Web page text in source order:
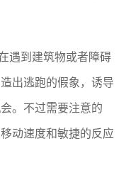
遇到建筑物或者障碍
出逃跑的假象，诱导
。不过需要注意的
动速度和敏捷的反应